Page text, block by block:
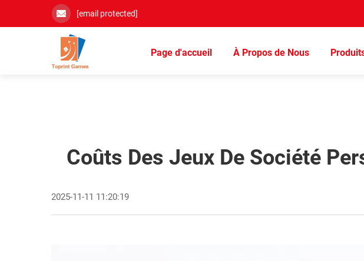
[email protected]
Page d'accueil À Propos de Nous
Coûts Des Jeux De Société
2025-11-11 11:20:19